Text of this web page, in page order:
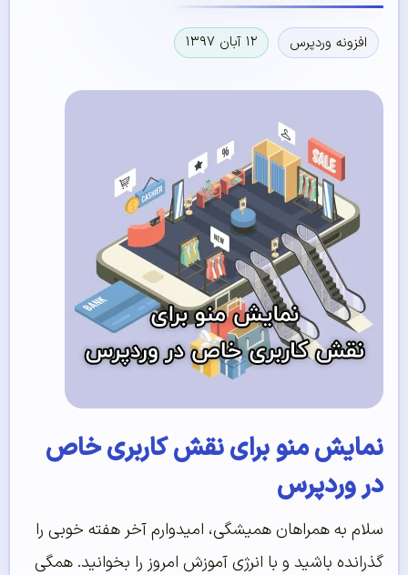
افزونه وردپرس ۱۲ آبان ۱۳۹۷
نمایش منو برای نقش‌ کاربری خاص
در وردپرس
سلام به همراهان همیشگی، امیدوارم آخر هفته خوبی را
گذرانده باشید و با انرژی آموزش امروز را بخوانید. همگی